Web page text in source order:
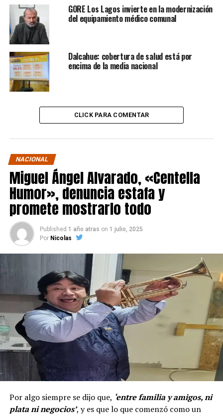
GORE Los Lagos invierte en la modernización
del equipamiento médico comunal
Dalcahue: cobertura de salud está por
encima de la media nacional
CLICK PARA COMENTAR
NACIONAL
Miguel Ángel Alvarado, «Centella
Humor», denuncia estafa y
promete mostrarlo todo
Published 1 año atras on 1 julio, 2025
Por Nicolas
Por algo siempre se dijo que, ‘entre familia y amigos, ni
plata ni negocios’, y es que lo que comenzó como un